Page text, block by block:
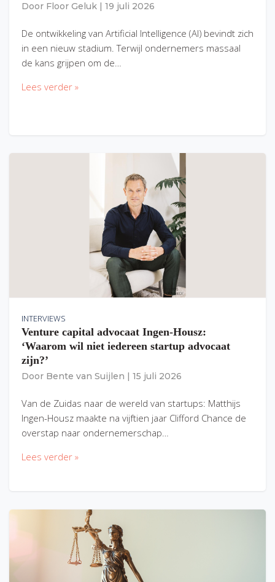
Door Floor Geluk 19 juli 2026
De ontwikkeling van Artificial Intelligence (AI) bevindt zich
in een nieuw stadium. Terwijl ondernemers massaal
de kans grijpen om de…
Lees verder »
INTERVIEWS
Venture capital advocaat Ingen-Housz:
‘Waarom wil niet iedereen startup advocaat
zijn?’
Door Bente van Suijlen 15 juli 2026
Van de Zuidas naar de wereld van startups: Matthijs
Ingen-Housz maakte na vijftien jaar Clifford Chance de
overstap naar ondernemerschap…
Lees verder »